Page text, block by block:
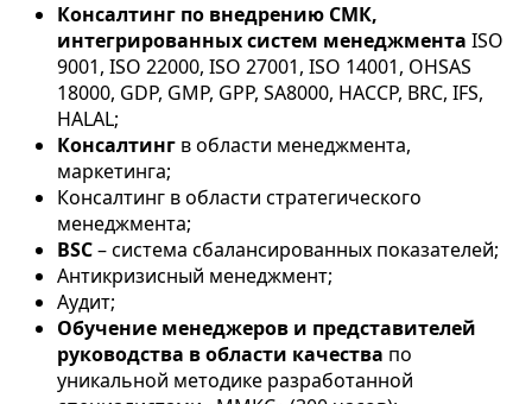
Консалтинг по внедрению СМК,
интегрированных систем менеджмента ISO
9001, ISO 22000, ISO 27001, ISO 14001, OHSAS
18000, GDP, GMP, GPP, SA8000, HACCP, BRC, IFS,
HALAL;
Консалтинг в области менеджмента,
маркетинга;
Консалтинг в области стратегического
менеджмента;
BSC– система сбалансированных показателей;
Антикризисный менеджмент;
Аудит;
Обучение менеджеров и представителей
руководства в области качества по
уникальной методике разработанной